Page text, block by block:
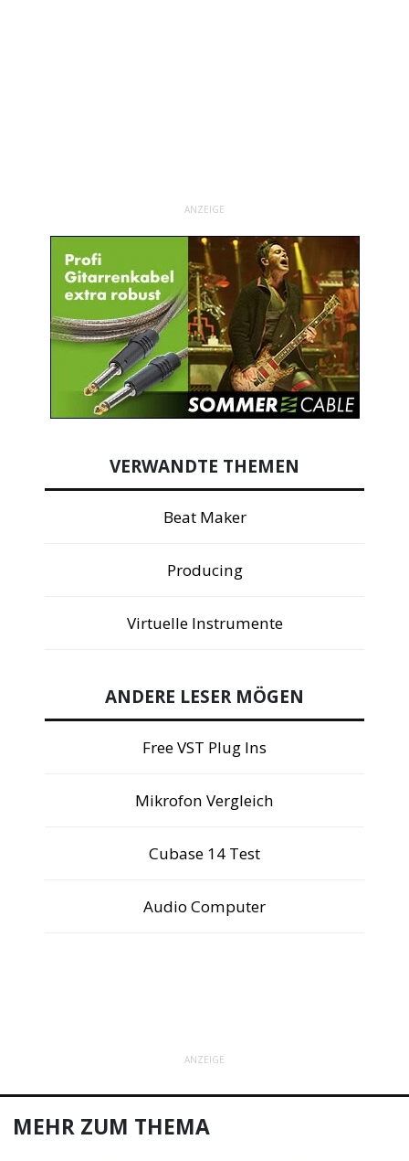
ANZEIGE
VERWANDTE THEMEN
Beat Maker
Producing
Virtuelle Instrumente
ANDERE LESER MÖGEN
Free VST Plug Ins
Mikrofon Vergleich
Cubase 14 Test
Audio Computer
ANZEIGE
MEHR ZUM THEMA